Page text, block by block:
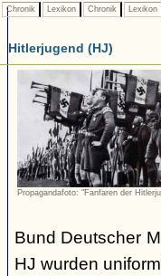
Chronik Lexikon Chronik Lexikon
Hitlerjugend (HJ)
Propagandafoto: "Fanfaren der
Bund Deutscher
HJ wurden